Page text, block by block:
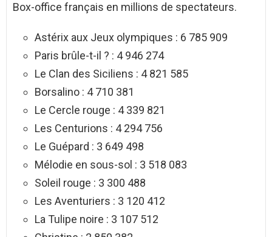
Box-office français en millions de spectateurs.
Astérix aux Jeux olympiques : 6 785 909
Paris brûle-t-il ? : 4 946 274
Le Clan des Siciliens : 4 821 585
Borsalino : 4 710 381
Le Cercle rouge : 4 339 821
Les Centurions : 4 294 756
Le Guépard : 3 649 498
Mélodie en sous-sol : 3 518 083
Soleil rouge : 3 300 488
Les Aventuriers : 3 120 412
La Tulipe noire : 3 107 512